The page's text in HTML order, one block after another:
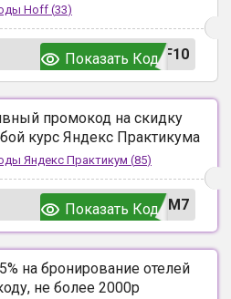
Hoff (33)
F10
Показать Код
промокод на скидку
курс Яндекс Практикума
Яндекс Практикум (85)
UM7
Показать Код
на бронирование отелей
не более 2000р